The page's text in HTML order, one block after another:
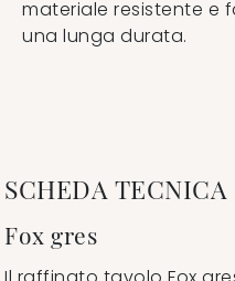
materiale resistente e
una lunga durata.
SCHEDA TECNICA
Fox gres